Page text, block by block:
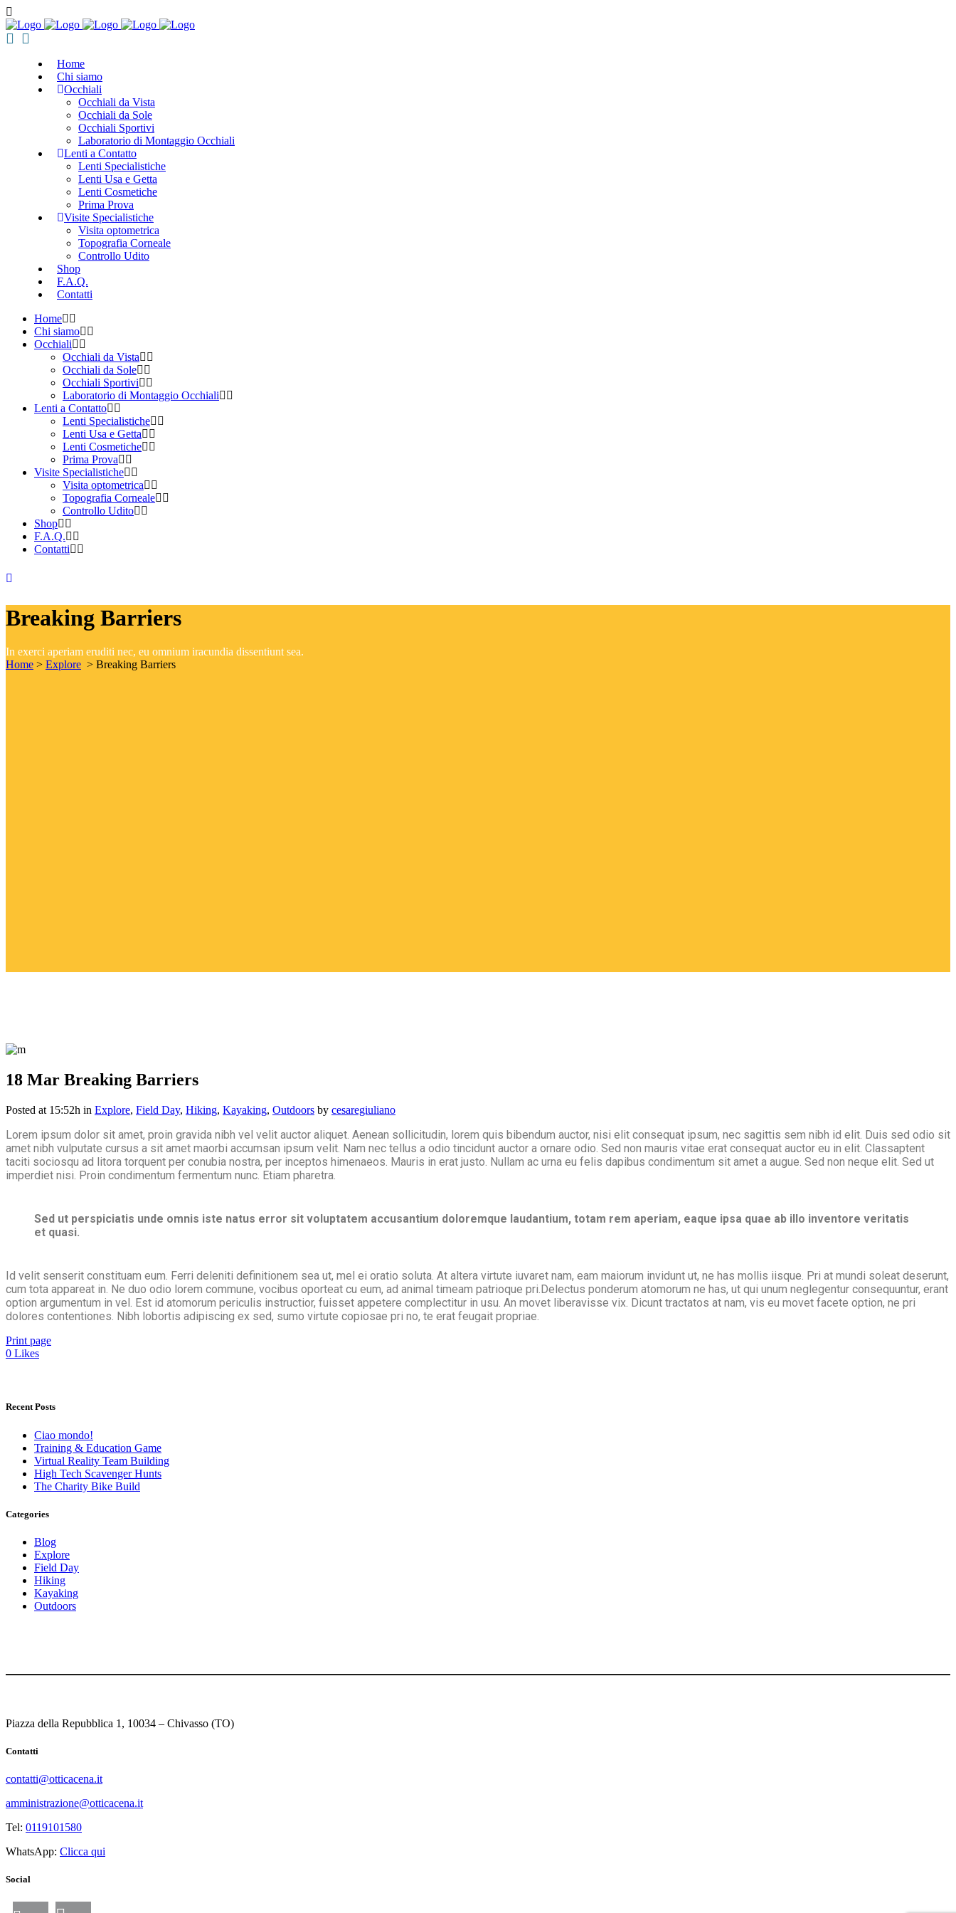
Home
Chi siamo
Occhiali
Occhiali da Vista
Occhiali da Sole
Occhiali Sportivi
Laboratorio di Montaggio Occhiali
Lenti a Contatto
Lenti Specialistiche
Lenti Usa e Getta
Lenti Cosmetiche
Prima Prova
Visite Specialistiche
Visita optometrica
Topografia Corneale
Controllo Udito
Shop
F.A.Q.
Contatti
Home
Chi siamo
Occhiali
Occhiali da Vista
Occhiali da Sole
Occhiali Sportivi
Laboratorio di Montaggio Occhiali
Lenti a Contatto
Lenti Specialistiche
Lenti Usa e Getta
Lenti Cosmetiche
Prima Prova
Visite Specialistiche
Visita optometrica
Topografia Corneale
Controllo Udito
Shop
F.A.Q.
Contatti
Breaking Barriers
In exerci aperiam eruditi nec, eu omnium iracundia dissentiunt sea.
Home > Explore > Breaking Barriers
18 Mar Breaking Barriers
Posted at 15:52h in Explore, Field Day, Hiking, Kayaking, Outdoors by cesaregiuliano
Lorem ipsum dolor sit amet, proin gravida nibh vel velit auctor aliquet. Aenean sollicitudin, lorem quis bibendum auctor, nisi elit consequat ipsum, nec sagittis sem nibh id elit. Duis sed odio sit
amet nibh vulputate cursus a sit amet maorbi accumsan ipsum velit. Nam nec tellus a odio tincidunt auctor a ornare odio. Sed non mauris vitae erat consequat auctor eu in elit. Classaptent
taciti sociosqu ad litora torquent per conubia nostra, per inceptos himenaeos. Mauris in erat justo. Nullam ac urna eu felis dapibus condimentum sit amet a augue. Sed non neque elit. Sed ut
imperdiet nisi. Proin condimentum fermentum nunc. Etiam pharetra.
Sed ut perspiciatis unde omnis iste natus error sit voluptatem accusantium doloremque laudantium, totam rem aperiam, eaque ipsa quae ab illo inventore veritatis
et quasi.
Id velit senserit constituam eum. Ferri deleniti definitionem sea ut, mel ei oratio soluta. At altera virtute iuvaret nam, eam maiorum invidunt ut, ne has mollis iisque. Pri at mundi soleat deserunt,
cum tota appareat in. Ne duo odio lorem commune, vocibus oporteat cu eum, ad animal timeam patrioque pri.Delectus ponderum atomorum ne has, ut qui unum neglegentur consequuntur, erant
option argumentum in vel. Est id atomorum periculis instructior, fuisset appetere complectitur in usu. An movet liberavisse vix. Dicunt tractatos at nam, vis eu movet facete option, ne pri
dolores contentiones. Nibh lobortis adipiscing ex sed, sumo virtute copiosae pri no, te erat feugait propriae.
Print page
0 Likes
Recent Posts
Ciao mondo!
Training & Education Game
Virtual Reality Team Building
High Tech Scavenger Hunts
The Charity Bike Build
Categories
Blog
Explore
Field Day
Hiking
Kayaking
Outdoors
Piazza della Repubblica 1, 10034 – Chivasso (TO)
Contatti
contatti@otticacena.it
amministrazione@otticacena.it
Tel: 0119101580
WhatsApp: Clicca qui
Social